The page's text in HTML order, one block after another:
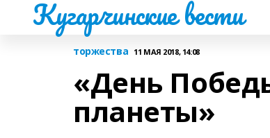
Кугарчинские вести
торжества 11 МАЯ 2018, 14:08
«День
планеты»